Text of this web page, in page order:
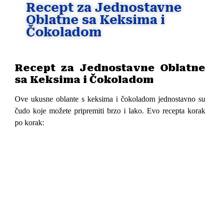
Recept za Jednostavne
Oblatne sa Keksima i
Čokoladom
Recept za Jednostavne Oblatne
sa Keksima i Čokoladom
Ove ukusne oblante s keksima i čokoladom jednostavno su
čudo koje možete pripremiti brzo i lako. Evo recepta korak
po korak: